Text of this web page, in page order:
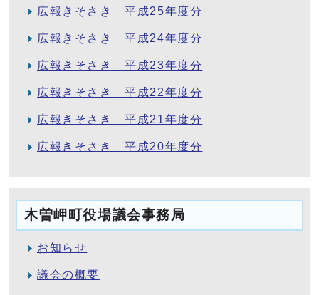
広報きそさき 平成25年度分
広報きそさき 平成24年度分
広報きそさき 平成23年度分
広報きそさき 平成22年度分
広報きそさき 平成21年度分
広報きそさき 平成20年度分
木曽岬町役場議会事務局
お知らせ
議会の概要